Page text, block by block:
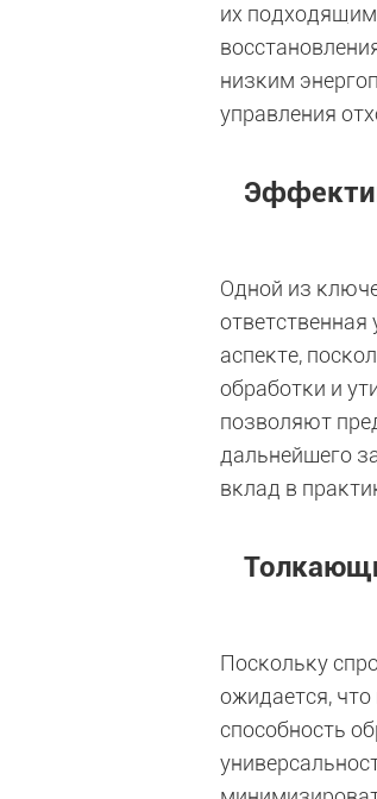
их
низким
управления
Одной из
аспекте,
обработки и
позволяют
дальнейшего
вклад в
Поскольку
ожидается,
способность